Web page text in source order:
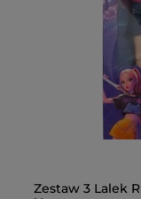
Zestaw 3 Lalek